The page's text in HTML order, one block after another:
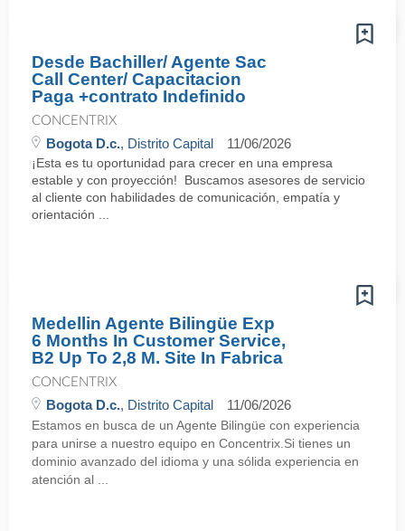
Desde Bachiller/ Agente Sac
Call Center/ Capacitacion
Paga +contrato Indefinido
CONCENTRIX
Bogota D.c., Distrito Capital 11/06/2026
¡Esta es tu oportunidad para crecer en una empresa
estable y con proyección! Buscamos asesores de servicio
al cliente con habilidades de comunicación, empatía y
orientación ...
Medellin Agente Bilingüe Exp
6 Months In Customer Service,
B2 Up To 2,8 M. Site In Fabrica
CONCENTRIX
Bogota D.c., Distrito Capital 11/06/2026
Estamos en busca de un Agente Bilingüe con experiencia
para unirse a nuestro equipo en Concentrix.Si tienes un
dominio avanzado del idioma y una sólida experiencia en
atención al ...